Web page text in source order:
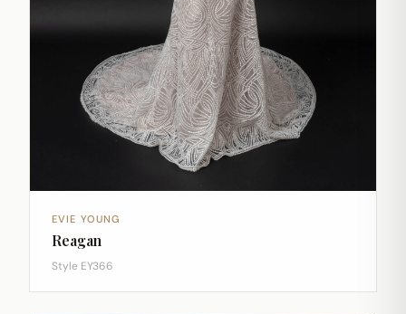
EVIE YOUNG
Reagan
Style EY366